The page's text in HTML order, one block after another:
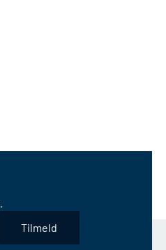
.
Tilmeld